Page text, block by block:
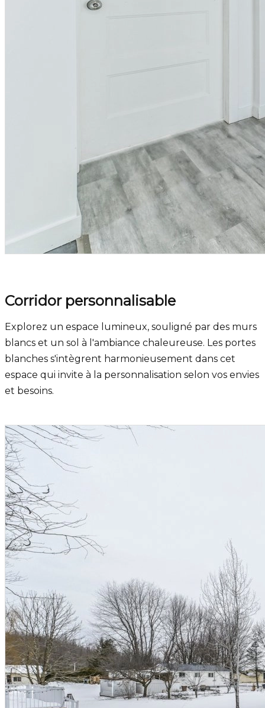
Corridor personnalisable
Explorez un espace lumineux, souligné par des murs
blancs et un sol à l'ambiance chaleureuse. Les portes
blanches s'intègrent harmonieusement dans cet
espace qui invite à la personnalisation selon vos envies
et besoins.